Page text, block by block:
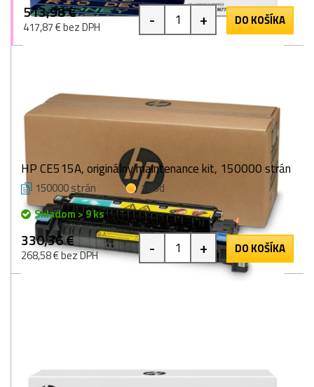
513,98 €
417,87 € bez DPH - + DO KOŠÍKA
HP CE515A, originálny maintenance kit, 150000 strán
150000 strán
1 bod
Skladom > 9 ks
330,36 €
268,58 € bez DPH - + DO KOŠÍKA